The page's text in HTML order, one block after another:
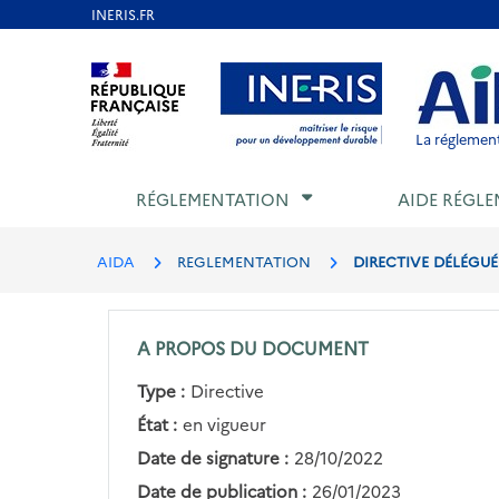
Aller au contenu Aller au menu Aller au
La
RÉGLEMENTATION AIDE
AIDA REGLEMENTATION DIRECTIVE
A PROPOS DU DOCUMENT
Type : Directive
État : en vigueur
Date de signature : 28/10/2022
Date de publication : 26/01/2023